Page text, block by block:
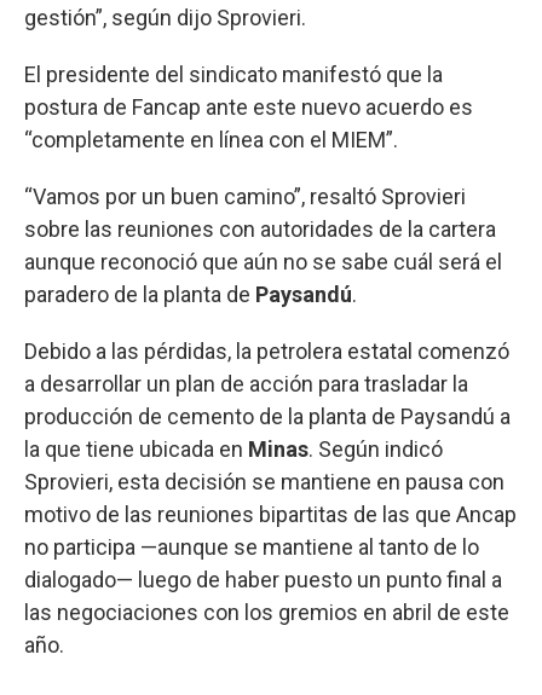
gestión”, según dijo Sprovieri.
El presidente del sindicato manifestó que la
postura de Fancap ante este nuevo acuerdo es
“completamente en línea con el MIEM”.
“Vamos por un buen camino”, resaltó Sprovieri
sobre las reuniones con autoridades de la cartera
aunque reconoció que aún no se sabe cuál será el
paradero de la planta de Paysandú.
Debido a las pérdidas, la petrolera estatal comenzó
a desarrollar un plan de acción para trasladar la
producción de cemento de la planta de Paysandú a
la que tiene ubicada en Minas. Según indicó
Sprovieri, esta decisión se mantiene en pausa con
motivo de las reuniones bipartitas de las que Ancap
no participa —aunque se mantiene al tanto de lo
dialogado— luego de haber puesto un punto final a
las negociaciones con los gremios en abril de este
año.